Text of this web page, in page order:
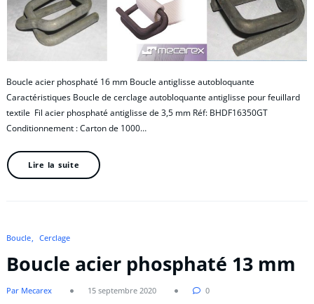
Boucle acier phosphaté 16 mm Boucle antiglisse autobloquante
Caractéristiques Boucle de cerclage autobloquante antiglisse pour feuillard
textile Fil acier phosphaté antiglisse de 3,5 mm Réf: BHDF16350GT
Conditionnement : Carton de 1000…
Lire la suite
Boucle Cerclage
Boucle acier phosphaté 13 mm
Par Mecarex 15 septembre 2020 0